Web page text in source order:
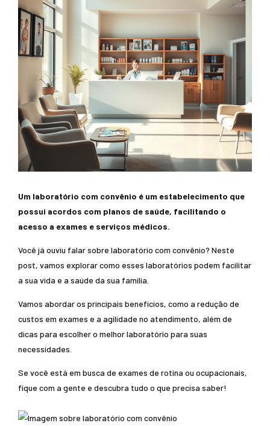
Um laboratório com convênio é um estabelecimento que
possui acordos com planos de saúde, facilitando o
acesso a exames e serviços médicos.
Você já ouviu falar sobre laboratório com convênio? Neste
post, vamos explorar como esses laboratórios podem facilitar
a sua vida e a saúde da sua família.
Vamos abordar os principais benefícios, como a redução de
custos em exames e a agilidade no atendimento, além de
dicas para escolher o melhor laboratório para suas
necessidades.
Se você está em busca de exames de rotina ou ocupacionais,
fique com a gente e descubra tudo o que precisa saber!